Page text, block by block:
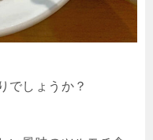
でしょうか？